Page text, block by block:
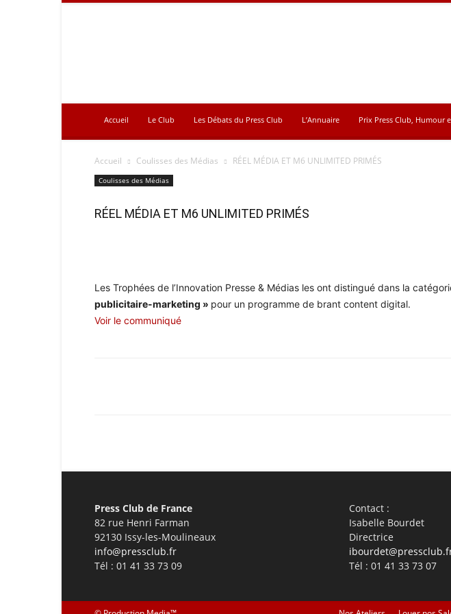
Accueil Le Club Les Débats du Press Club L’Annuaire Prix Press Club, Humour
Accueil Coulisses des Médias RÉEL MÉDIA ET M6 UNLIMITED PRIMÉS
Coulisses des Médias
RÉEL MÉDIA ET M6 UNLIMITED PRIMÉS
Les Trophées de l’Innovation Presse & Médias les ont distingué dans la
publicitaire-marketing » pour un programme de brant content digital.
Voir le communiqué
Press Club de France
82 rue Henri Farman
92130 Issy-les-Moulineaux
info@pressclub.fr
Tél : 01 41 33 73 09
Contact :
Isabelle Bourdet
Directrice
Tél : 01 41 33 73 07